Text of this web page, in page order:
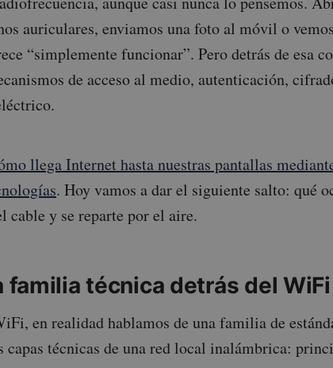
auriculares, enviamos una foto al móvil o
“simplemente funcionar”. Pero detrás de esa
de acceso al medio, autenticación,
llega Internet hasta nuestras pantallas
. Hoy vamos a dar el siguiente salto: qué
cable y se reparte por el aire.
familia técnica detrás del WiFi
en realidad hablamos de una familia de
capas técnicas de una red local inalámbrica: